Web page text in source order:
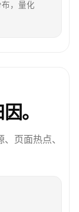
，量化
。
页面热点、